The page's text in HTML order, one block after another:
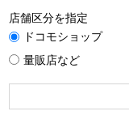
店舗区分を指定
ドコモショップ
量販店など